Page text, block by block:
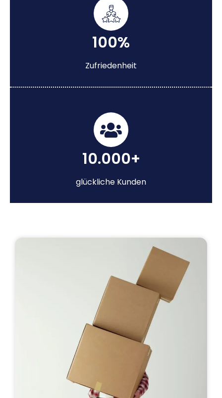
100%
Zufriedenheit
10.000+
glückliche Kunden